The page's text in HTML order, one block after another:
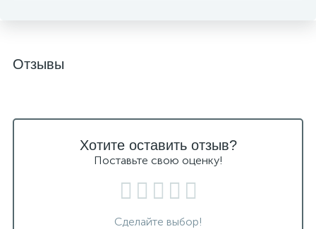
Отзывы
Хотите оставить отзыв?
Поставьте свою оценку!
Сделайте выбор!